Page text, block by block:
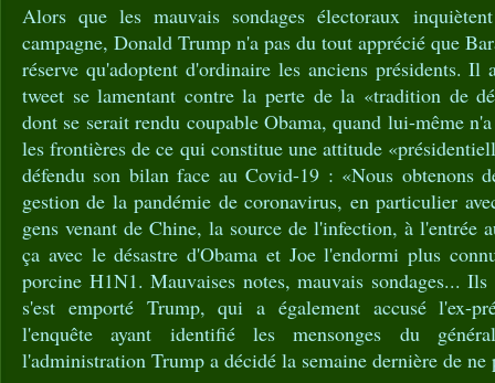
Alors que les mauvais sondages électoraux
campagne, Donald Trump n'a pas du tout apprécié que
réserve qu'adoptent d'ordinaire les anciens présidents.
tweet se lamentant contre la perte de la «tradition de
dont se serait rendu coupable Obama, quand lui-même
les frontières de ce qui constitue une attitude
défendu son bilan face au Covid-19 : «Nous obtenons
gestion de la pandémie de coronavirus, en particulier
gens venant de Chine, la source de l'infection, à l'entrée
ça avec le désastre d'Obama et Joe l'endormi plus
porcine H1N1. Mauvaises notes, mauvais sondages...
s'est emporté Trump, qui a également accusé l'ex-
l'enquête ayant identifié les mensonges du
l'administration Trump a décidé la semaine dernière de ne